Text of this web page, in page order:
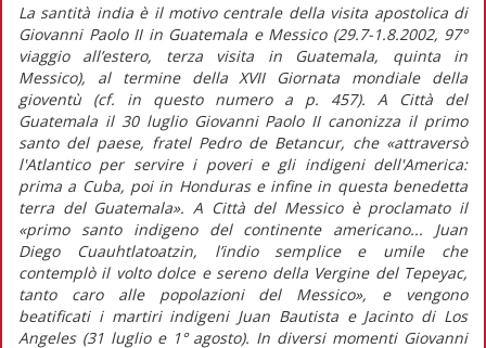
La santità india è il motivo centrale della visita apostolica di
Giovanni Paolo II in Guatemala e Messico (29.7-1.8.2002, 97°
viaggio all’estero, terza visita in Guatemala, quinta in
Messico), al termine della XVII Giornata mondiale della
gioventù (cf. in questo numero a p. 457). A Città del
Guatemala il 30 luglio Giovanni Paolo II canonizza il primo
santo del paese, fratel Pedro de Betancur, che «attraversò
l'Atlantico per servire i poveri e gli indigeni dell'America:
prima a Cuba, poi in Honduras e infine in questa benedetta
terra del Guatemala». A Città del Messico è proclamato il
«primo santo indigeno del continente americano... Juan
Diego Cuauhtlatoatzin, l’indio semplice e umile che
contemplò il volto dolce e sereno della Vergine del Tepeyac,
tanto caro alle popolazioni del Messico», e vengono
beatificati i martiri indigeni Juan Bautista e Jacinto di Los
Angeles (31 luglio e 1° agosto). In diversi momenti Giovanni